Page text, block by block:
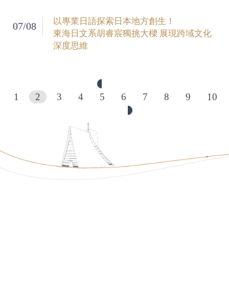
07/08
以專業日語探索日本地方創生！
東海日文系胡睿宸獨挑大樑 展現跨域文化
深度思維
1 2 3 4 5 6 7 8 9 10